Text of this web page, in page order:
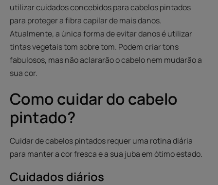
utilizar cuidados concebidos para cabelos pintados
para proteger a fibra capilar de mais danos.
Atualmente, a única forma de evitar danos é utilizar
tintas vegetais tom sobre tom. Podem criar tons
fabulosos, mas não aclararão o cabelo nem mudarão a
sua cor.
Como cuidar do cabelo
pintado?
Cuidar de cabelos pintados requer uma rotina diária
para manter a cor fresca e a sua juba em ótimo estado.
Cuidados diários